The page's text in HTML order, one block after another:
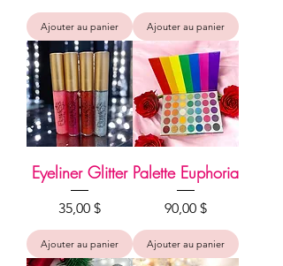
Ajouter au panier Ajouter au panier
Eyeliner Glitter
Prix
35,00 $
Ajouter au panier
Palette Euphoria
Prix
90,00 $
Ajouter au panier